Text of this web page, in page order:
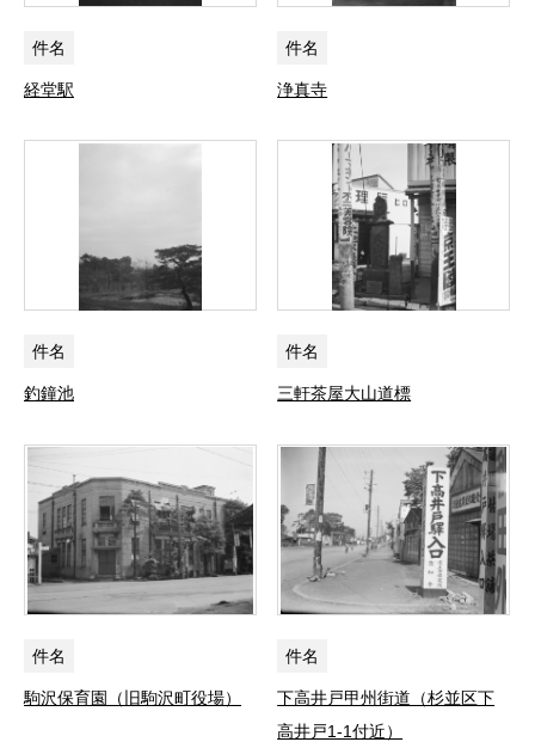
件名
経堂駅
件名
浄真寺
件名
釣鐘池
件名
三軒茶屋大山道標
件名
駒沢保育園（旧駒沢町役場）
件名
下高井戸甲州街道（杉並区下
高井戸1-1付近）